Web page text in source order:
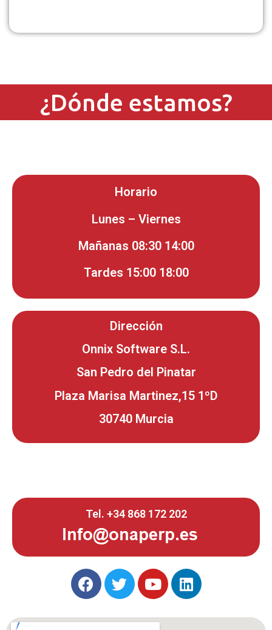
¿Dónde estamos?
Horario
Lunes – Viernes
Mañanas 08:30 14:00
Tardes 15:00 18:00
Dirección
Onnix Software S.L.
San Pedro del Pinatar
Plaza Marisa Martinez,15 1ºD
30740 Murcia
Tel. +34 868 172 202